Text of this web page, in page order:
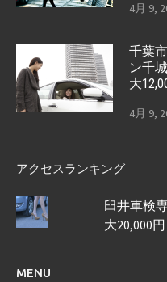
4月 9,
千葉
ン千
大
4月 9,
アクセスランキング
臼井車検
大20,000円
MENU